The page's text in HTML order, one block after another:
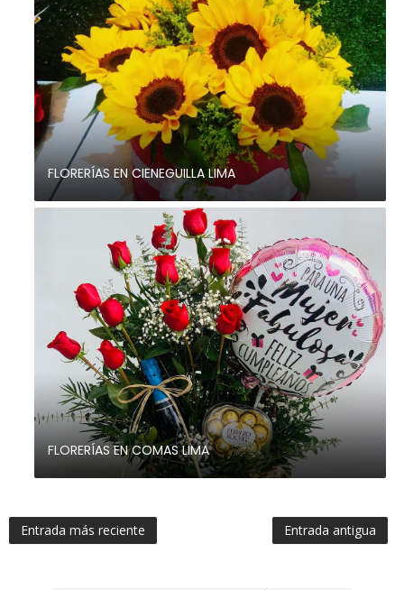
FLORERÍAS EN CIENEGUILLA LIMA
FLORERÍAS EN COMAS LIMA
Entrada más reciente Entrada antigua